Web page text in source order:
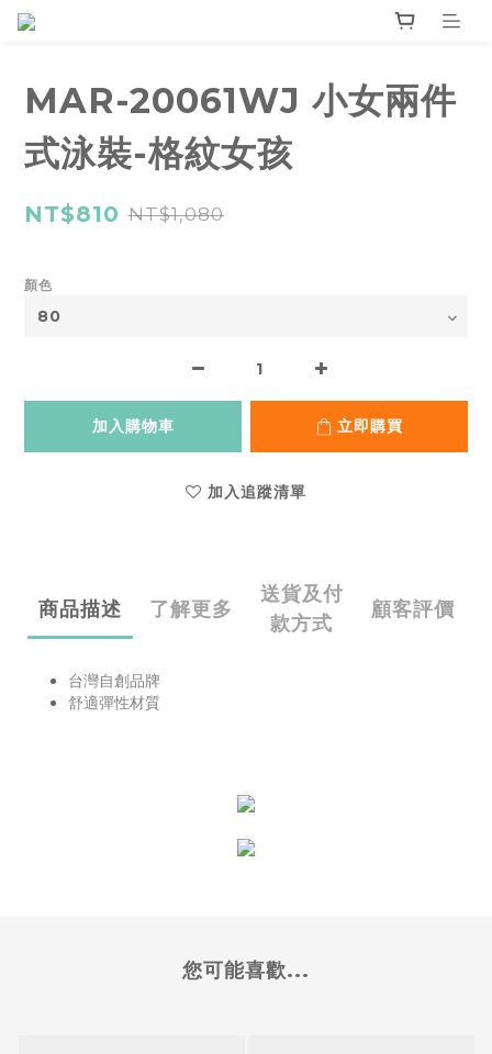
MAR-20061WJ 小女兩件
式泳裝-格紋女孩
NT$810 NT$1,080
顏色
加入購物車 立即購買
加入追蹤清單
商品描述 了解更多
送貨及付
款方式
顧客評價
台灣自創品牌
舒適彈性材質
您可能喜歡...